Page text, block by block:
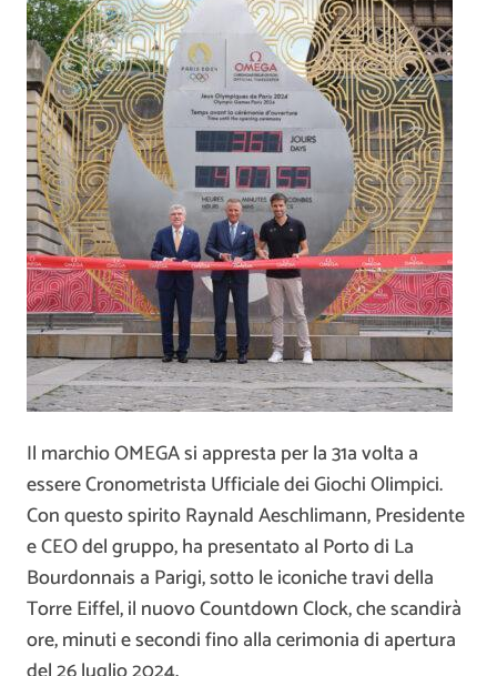
Il marchio OMEGA si appresta per la 31a volta a
essere Cronometrista Ufficiale dei Giochi Olimpici.
Con questo spirito Raynald Aeschlimann, Presidente
e CEO del gruppo, ha presentato al Porto di La
Bourdonnais a Parigi, sotto le iconiche travi della
Torre Eiffel, il nuovo Countdown Clock, che scandirà
ore, minuti e secondi fino alla cerimonia di apertura